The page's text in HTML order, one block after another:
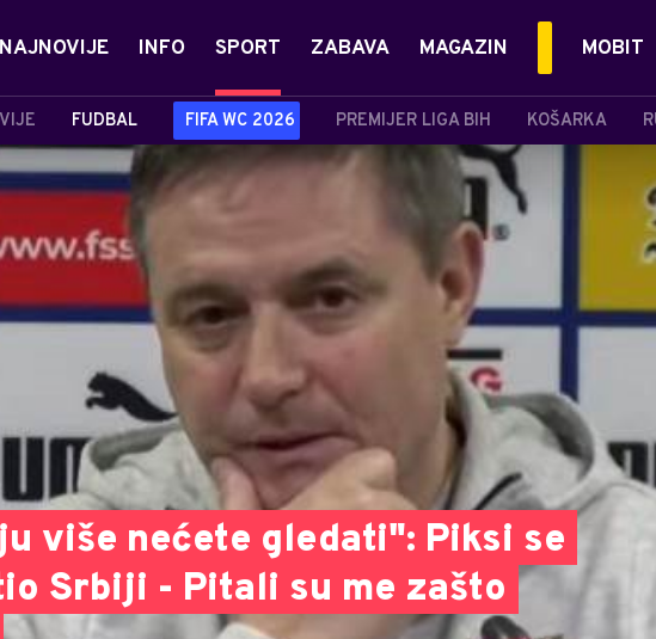
NAJNOVIJE INFO SPORT
FUDBAL FIFA WC 2026 PREMIJER LIGA BIH KOŠARKA
ZABAVA MAGAZIN MOBIT
više nećete gledati": Piksi se
Srbiji - Pitali su me zašto